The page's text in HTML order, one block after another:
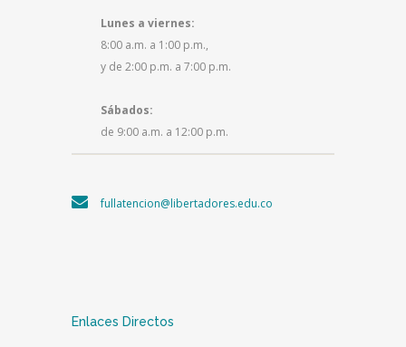
Lunes a viernes:
8:00 a.m. a 1:00 p.m.,
y de 2:00 p.m. a 7:00 p.m.
Sábados:
de 9:00 a.m. a 12:00 p.m.
fullatencion@libertadores.edu.co
Enlaces Directos